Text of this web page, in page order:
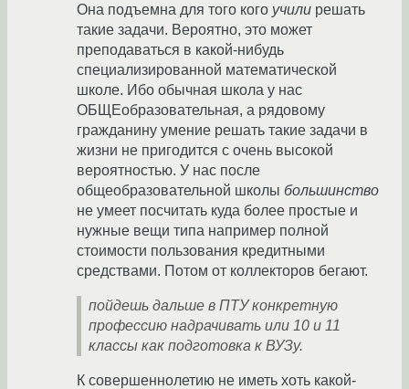
Она подъемна для того кого учили решать
такие задачи. Вероятно, это может
преподаваться в какой-нибудь
специализированной математической
школе. Ибо обычная школа у нас
ОБЩЕобразовательная, а рядовому
гражданину умение решать такие задачи в
жизни не пригодится с очень высокой
вероятностью. У нас после
общеобразовательной школы большинство
не умеет посчитать куда более простые и
нужные вещи типа например полной
стоимости пользования кредитными
средствами. Потом от коллекторов бегают.
пойдешь дальше в ПТУ конкретную
профессию надрачивать или 10 и 11
классы как подготовка к ВУЗу.
К совершеннолетию не иметь хоть какой-